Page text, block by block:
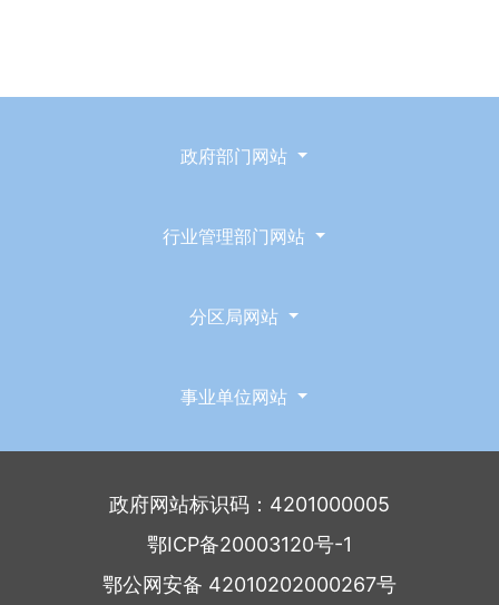
政府部门网站
行业管理部门网站
分区局网站
事业单位网站
政府网站标识码：4201000005
鄂ICP备20003120号-1
鄂公网安备 42010202000267号